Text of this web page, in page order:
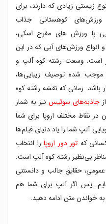
زیستی زیادی که دارند، برای
ورزش‌های کوهستانی جذاب
با ورزش های مفرح اسکی،
انواع ورزش‌‌های آبی که در این
است. وسعت رشته کوه آلپ و
شده توصیف زیبایی‌ها،
زمانی که نقشه رشته کوه
جاذبه‌های سوئیسنیز به شمار
نقاط مختلف اروپا برای شما
آلپ شما را یاد دنیای فیلم‌ها
که تور دور اروپارا انتخاب
بی‌نظیر رشته کوه آلپ است.
عمومی، حقایق جالب و دانستنی
پس اگر آلپ برای شما هم
خواندن متن ادامه دهید.